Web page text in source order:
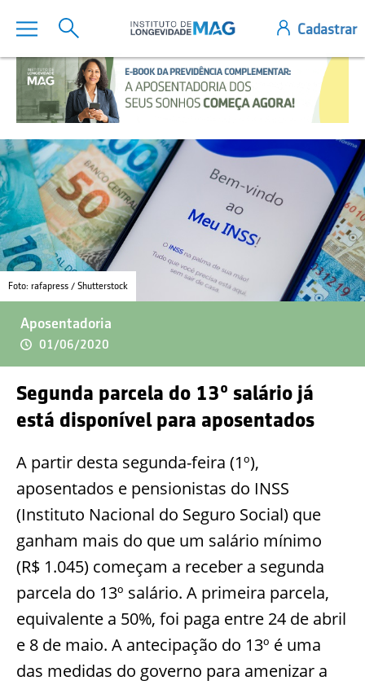
Foto: rafapress / Shutterstock
Aposentadoria
01/06/2020
Segunda parcela do 13º salário já
está disponível para aposentados
A partir desta segunda-feira (1º),
aposentados e pensionistas do INSS
(Instituto Nacional do Seguro Social) que
ganham mais do que um salário mínimo
(R$ 1.045) começam a receber a segunda
parcela do 13º salário. A primeira parcela,
equivalente a 50%, foi paga entre 24 de abril
e 8 de maio. A antecipação do 13º é uma
das medidas do governo para amenizar a